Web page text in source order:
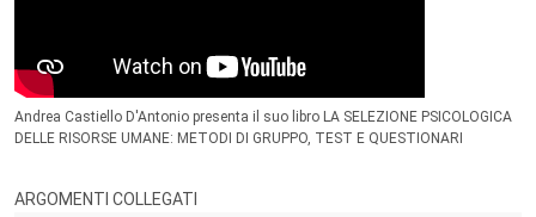
Andrea Castiello D'Antonio presenta il suo libro LA SELEZIONE PSICOLOGICA
DELLE RISORSE UMANE: METODI DI GRUPPO, TEST E QUESTIONARI
ARGOMENTI COLLEGATI